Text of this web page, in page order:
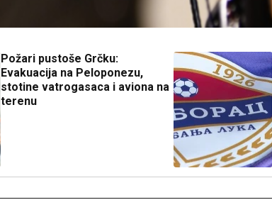
Požari pustoše Grčku:
Evakuacija na Peloponezu,
stotine vatrogasaca i aviona na
terenu